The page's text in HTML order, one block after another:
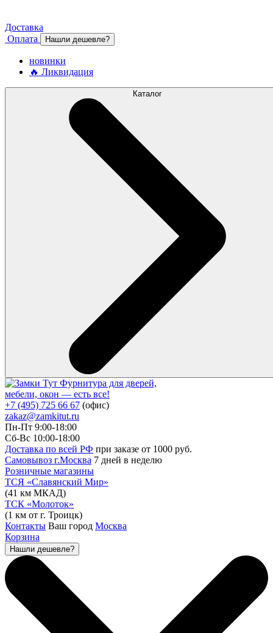
Доставка
Оплата
Нашли дешевле?
новинки
🔥 Ликвидация
Каталог
Фурнитура для дверей,
мебели, окон — есть все!
+7 (495) 725 66 67 (офис)
zakaz@zamkitut.ru
Пн-Пт 9:00-18:00
Сб-Вс 10:00-18:00
Доставка по всей РФ при заказе от 1000 руб.
Самовывоз г.Москва 7 дней в неделю
Розничные магазины
ТСЯ «Славянский Мир»
(41 км МКАД)
ТСК «Молоток»
(1 км от г. Троицк)
Контакты Ваш город Москва
Корзина
Нашли дешевле?